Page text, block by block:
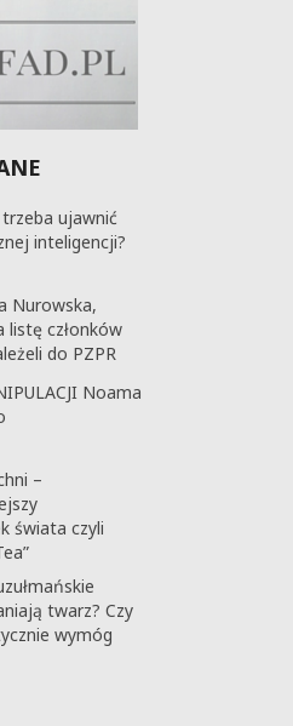
ujawnić
inteligencji?
Nurowska,
listę członków
do PZPR
Noama
–
świata czyli
twarz? Czy
wymóg